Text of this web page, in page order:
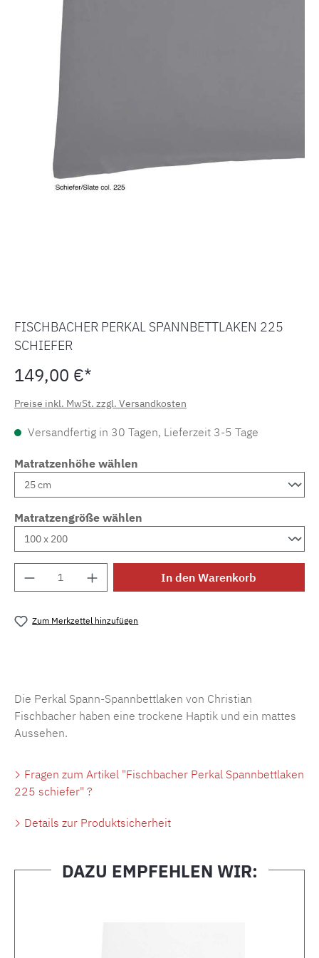
FISCHBACHER PERKAL SPANNBETTLAKEN 225
SCHIEFER
149,00 €*
Preise inkl. MwSt. zzgl. Versandkosten
Versandfertig in 30 Tagen, Lieferzeit 3-5 Tage
Matratzenhöhe wählen
Matratzengröße wählen
Produkt Anzahl: Gib den gewünschten
In den Warenkorb
Zum Merkzettel hinzufügen
Die Perkal Spann-Spannbettlaken von Christian
Fischbacher haben eine trockene Haptik und ein mattes
Aussehen.
Fragen zum Artikel "Fischbacher Perkal Spannbettlaken
225 schiefer" ?
Details zur Produktsicherheit
DAZU EMPFEHLEN WIR: